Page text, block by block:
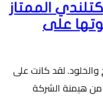
الممتاز
على
والخلود. لقد كانت على
هيمنة الشركة